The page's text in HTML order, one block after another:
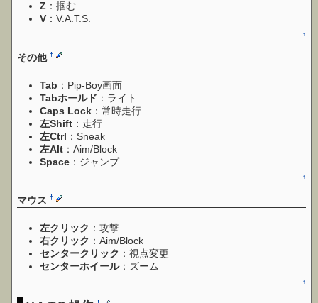
Z ：掴む
V ：V.A.T.S.
↑
その他†
Tab ：Pip-Boy画面
Tabホールド ：ライト
Caps Lock ：常時走行
左Shift ：走行
左Ctrl ：Sneak
左Alt ：Aim/Block
Space ：ジャンプ
↑
マウス†
左クリック ：攻撃
右クリック ：Aim/Block
センタークリック ：視点変更
センターホイール：ズーム
↑